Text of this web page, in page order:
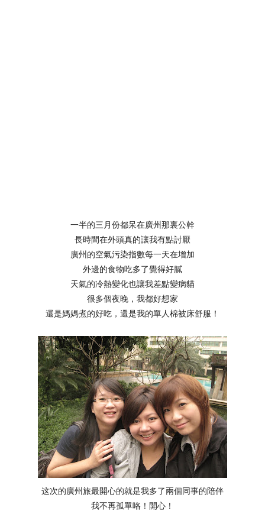
一半的三月份都呆在廣州那裏公幹
長時間在外頭真的讓我有點討厭
廣州的空氣污染指數每一天在增加
外邊的食物吃多了覺得好膩
天氣的冷熱變化也讓我差點變病貓
很多個夜晚，我都好想家
還是媽媽煮的好吃，還是我的單人棉被床舒服！
这次的廣州旅最開心的就是我多了兩個同事的陪伴
我不再孤單咯！開心！